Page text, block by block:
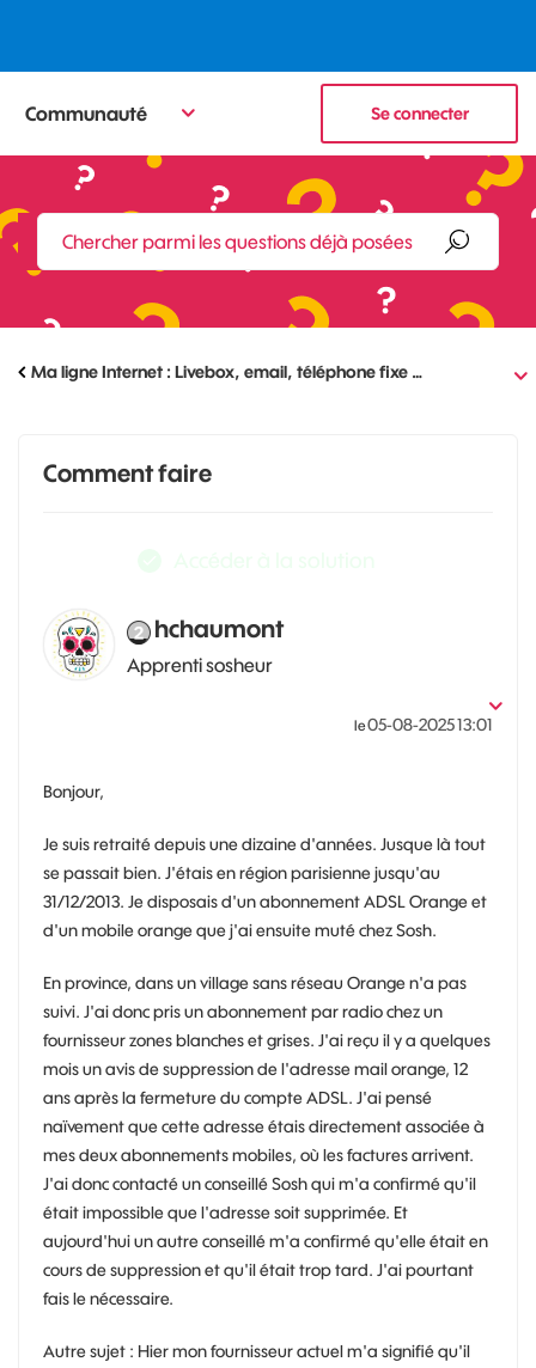
Communauté Se connecter
Ma ligne Internet : Livebox, email, téléphone fixe …
Comment faire
hchaumont
Apprenti sosheur
le‎05-08-202513:01
Bonjour,
Je suis retraité depuis une dizaine d'années. Jusque là tout
se passait bien. J'étais en région parisienne jusqu'au
31/12/2013. Je disposais d'un abonnement ADSL Orange et
d'un mobile orange que j'ai ensuite muté chez Sosh.
En province, dans un village sans réseau Orange n'a pas
suivi. J'ai donc pris un abonnement par radio chez un
fournisseur zones blanches et grises. J'ai reçu il y a quelques
mois un avis de suppression de l'adresse mail orange, 12
ans après la fermeture du compte ADSL. J'ai pensé
naïvement que cette adresse étais directement associée à
mes deux abonnements mobiles, où les factures arrivent.
J'ai donc contacté un conseillé Sosh qui m'a confirmé qu'il
était impossible que l'adresse soit supprimée. Et
aujourd'hui un autre conseillé m'a confirmé qu'elle était en
cours de suppression et qu'il était trop tard. J'ai pourtant
fais le nécessaire.
Autre sujet : Hier mon fournisseur actuel m'a signifié qu'il